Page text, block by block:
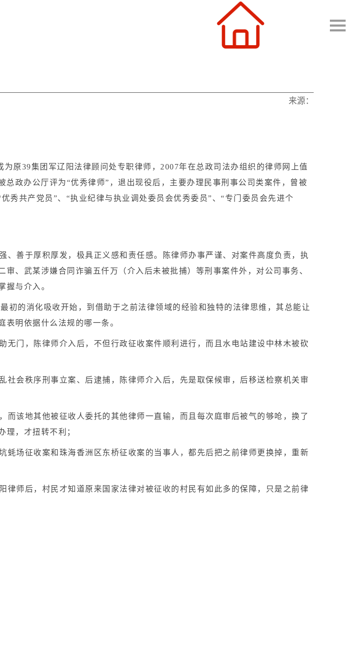
来源：
原39集团军辽阳法律顾问处专职律师，2007年在总政司法办组织的律师网上值
政办公厅评为“优秀律师”，退出现役后，主要办理民事刑事公司类案件，曾被
秀共产党员”、“执业纪律与执业调处委员会优秀委员”、“专门委员会先进个
、善于厚积厚发，极具正义感和责任感。陈律师办事严谨、对案件高度负责，执
、武某涉嫌合同诈骗五仟万（介入后未被批捕）等刑事案件外，对公司事务、
握与介入。
初的消化吸收开始，到借助于之前法律领域的经验和独特的法律思维，其总能让
明依据什么法规的哪一条。
门，陈律师介入后，不但行政征收案件顺利进行，而且水电站建设中林木被砍
会秩序刑事立案、后逮捕，陈律师介入后，先是取保候审，后移送检察机关审
该地其他被征收人委托的其他律师一直输，而且每次庭审后被气的够呛，换了
理，才扭转不利；
场征收案和珠海香洲区东桥征收案的当事人，都先后把之前律师更换掉，重新
师后，村民才知道原来国家法律对被征收的村民有如此多的保障，只是之前律